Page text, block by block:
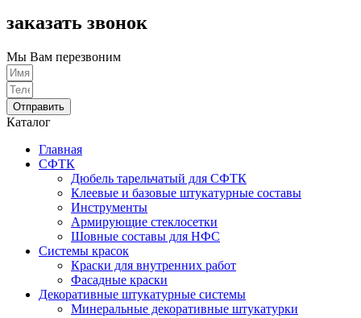
заказать звонок
Мы Вам перезвоним
Отправить
Каталог
Главная
СФТК
Дюбель тарельчатый для СФТК
Клеевые и базовые штукатурные составы
Инструменты
Армирующие стеклосетки
Шовные составы для НФС
Cистемы красок
Краски для внутренних работ
Фасадные краски
Декоративные штукатурные системы
Минеральные декоративные штукатурки